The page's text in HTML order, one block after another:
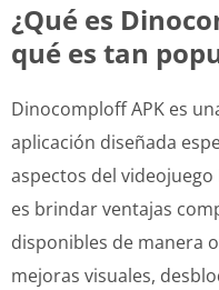
¿Qué es
qué es tan
Dinocomploff APK es
aplicación diseñada
aspectos del
es brindar ventajas
disponibles de manera
mejoras visuales,